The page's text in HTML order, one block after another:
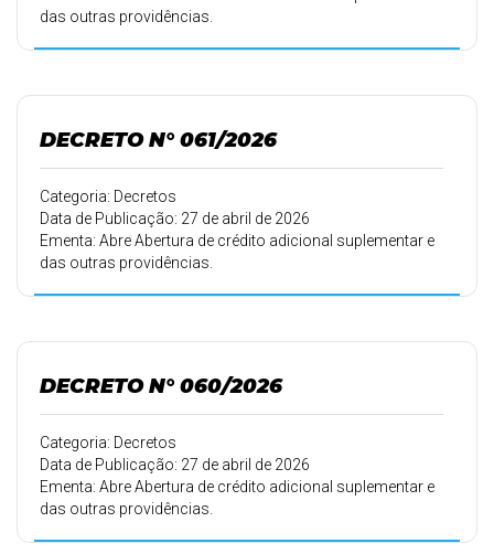
das outras providências.
DECRETO N° 061/2026
Categoria: Decretos
Data de Publicação: 27 de abril de 2026
Ementa: Abre Abertura de crédito adicional suplementar e
das outras providências.
DECRETO N° 060/2026
Categoria: Decretos
Data de Publicação: 27 de abril de 2026
Ementa: Abre Abertura de crédito adicional suplementar e
das outras providências.